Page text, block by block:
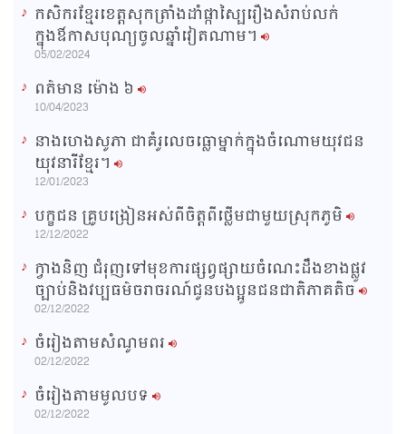
កសិករខ្មែរខេត្តសុកត្រាំងដាំផ្កាស្បៃរឿងសំរាប់លក់
ក្នុងឳកាសបុណ្យចូលឆ្នាំវៀតណាម។
05/02/2024
ពត៌មាន ម៉ោង​ ៦
10/04/2023
នាងហេងសូភា ជាគំរូលេចធ្លោម្នាក់ក្នុងចំណោមយុវជន
យុវនារីខ្មែរ។
12/01/2023
បក្ខជន គ្រូបង្រៀនអស់ពីចិត្តពីថ្លើមជាមួយស្រុកភូមិ
12/12/2022
ក្វាងនិញ ជំរុញទៅមុខការផ្សព្វផ្សាយចំណេះដឹងខាងផ្លូវ
ច្បាប់និងវប្បធម៌ចរាចរណ៍ជូនបងប្អូនជនជាតិភាគតិច
02/12/2022
ចំរៀងតាមសំណូមពរ
02/12/2022
ចំរៀងតាមមូលបទ
02/12/2022